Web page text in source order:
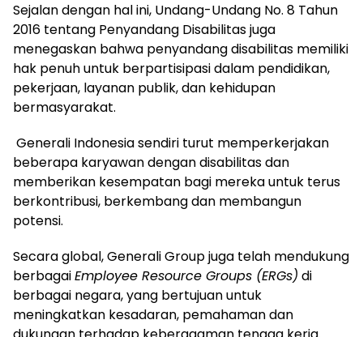
Sejalan dengan hal ini, Undang-Undang No. 8 Tahun
2016 tentang Penyandang Disabilitas juga
menegaskan bahwa penyandang disabilitas memiliki
hak penuh untuk berpartisipasi dalam pendidikan,
pekerjaan, layanan publik, dan kehidupan
bermasyarakat.
Generali Indonesia sendiri turut memperkerjakan
beberapa karyawan dengan disabilitas dan
memberikan kesempatan bagi mereka untuk terus
berkontribusi, berkembang dan membangun
potensi.
Secara global, Generali Group juga telah mendukung
berbagaiEmployee Resource Groups (ERGs) di
berbagai negara, yang bertujuan untuk
meningkatkan kesadaran, pemahaman dan